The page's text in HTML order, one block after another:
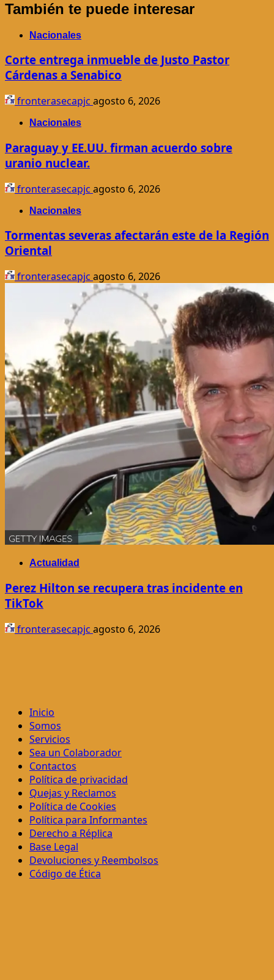
También te puede interesar
Nacionales
Corte entrega inmueble de Justo Pastor
Cárdenas a Senabico
fronterasecapjc agosto 6, 2026
Nacionales
Paraguay y EE.UU. firman acuerdo sobre
uranio nuclear.
fronterasecapjc agosto 6, 2026
Nacionales
Tormentas severas afectarán este de la Región
Oriental
fronterasecapjc agosto 6, 2026
Actualidad
Perez Hilton se recupera tras incidente en
TikTok
fronterasecapjc agosto 6, 2026
Inicio
Somos
Servicios
Sea un Colaborador
Contactos
Política de privacidad
Quejas y Reclamos
Política de Cookies
Política para Informantes
Derecho a Réplica
Base Legal
Devoluciones y Reembolsos
Código de Ética